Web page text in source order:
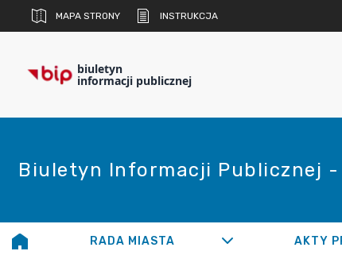
MAPA STRONY INSTRUKCJA
biuletyn
informacji publicznej
Biuletyn Informacji Publicznej -
RADA MIASTA AKTY